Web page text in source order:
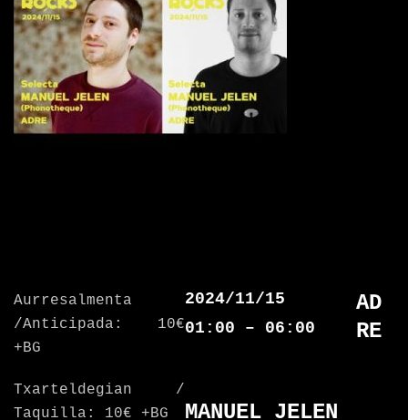
Aurresalmenta
/Anticipada: 10€
+BG
Txarteldegian /
Taquilla: 10€ +BG
2024/11/15
01:00 – 06:00
MANUEL JELEN
AD
RE